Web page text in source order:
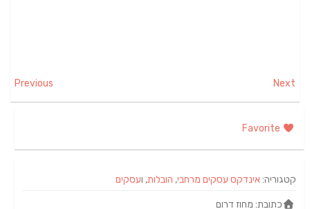
Previous Next
קטגוריה:אינדקס עסקים מרחבי, הובלות, ועסקים
כתובת: מחוז דרום